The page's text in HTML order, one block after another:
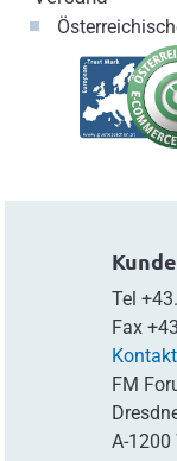
Tel
Fax
FM
A-1200